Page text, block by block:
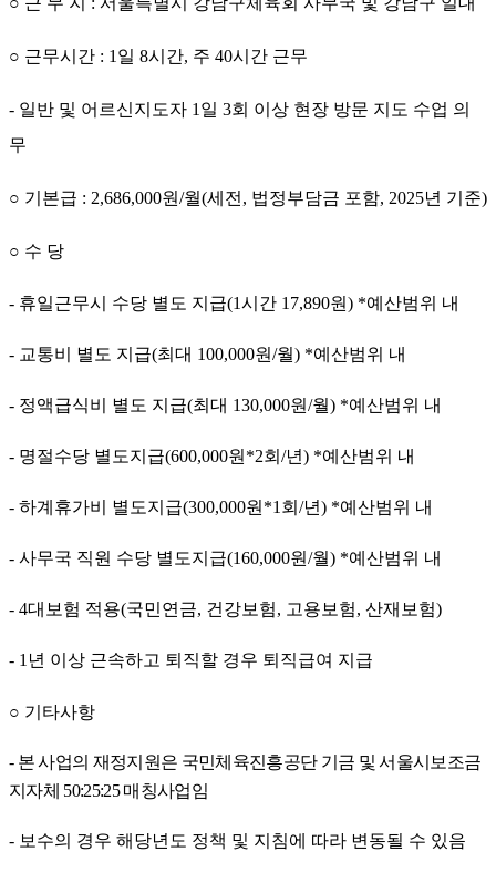
○ 근무시간 : 1 일 8시간, 주 40시간 근무
- 일반 및 어르신지도자 1 일 3회 이상 현장 방문 지도 수업 의
무
○ 기본급 : 2,686,000원/월(세전 , 법정부담금 포함, 2025년 기준)
○ 수 당
- 휴일근무시 수당 별도 지급(1시간 17,890원) *예산범위 내
- 교통비 별도 지급(최대 100,000원/월) *예산범위 내
- 정액급식비 별도 지급(최대 130,000원/월) *예산범위 내
- 명절수당 별도지급(600,000원 *2회 /년) *예산범위 내
- 하계휴가비 별도지급(300,000원 *1 회 /년) *예산범위 내
- 사무국 직원 수당 별도지급(160,000원/월) *예산범위 내
- 4대보험 적용(국민연금, 건강보험, 고용보험, 산재보험)
- 1 년 이상 근속하고 퇴직할 경우 퇴직급여 지급
○ 기타사항
- 본 사업의 재정지원은 국민체육진흥공단 기금 및 서울시보조금
지자체 50:25:25매칭사업임
- 보수의 경우 해당년도 정책 및 지침에 따라 변동될 수 있음